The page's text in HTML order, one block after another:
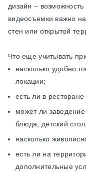
дизайн –
видеосъемки важно
стен или открытой
Что еще учитывать
насколько удобно
локации;
есть ли в
может ли
блюда, детский
насколько
есть ли на
дополнительные